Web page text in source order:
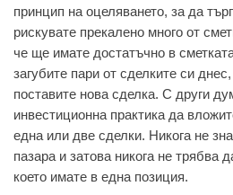
принцип на оцеляването, за да
рискувате прекалено много от
че ще имате достатъчно в
загубите пари от сделките си
поставите нова сделка. С други
инвестиционна практика да
една или две сделки. Никога не
пазара и затова никога не трябва
което имате в една позиция.